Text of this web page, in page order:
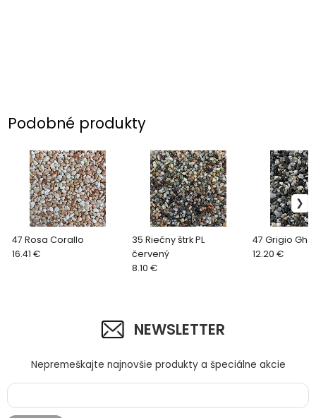
Podobné produkty
47 Rosa Corallo
16.41 €
35 Riečny štrk PL
červený
8.10 €
47 Grigio
12.20 €
NEWSLETTER
Nepremeškajte najnovšie produkty a špeciálne akcie